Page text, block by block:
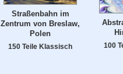
Straßenbahn im
Zentrum von Breslaw,
Polen
150 Teile Klassisch 100